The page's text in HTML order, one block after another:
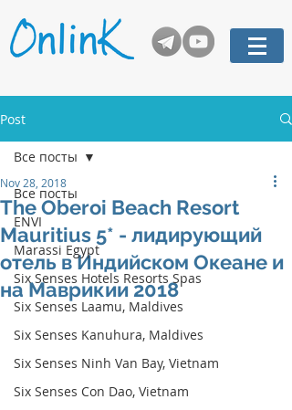
Post
Все посты
ENVI
Marassi Egypt
Six Senses Hotels Resorts Spas
Six Senses Laamu, Maldives
Six Senses Kanuhura, Maldives
Six Senses Ninh Van Bay, Vietnam
Six Senses Con Dao, Vietnam
Все посты
The Oberoi Beach Resort
Mauritius 5* - лидирующий
отель в Индийском Океане и
на Маврикии 2018
Nov 28, 2018